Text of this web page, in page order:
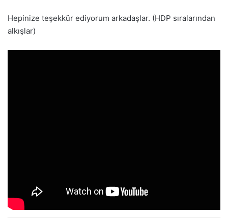
Hepinize teşekkür ediyorum arkadaşlar. (HDP sıralarından
alkışlar)